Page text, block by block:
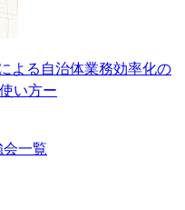
よる自治体業務効率化の
い方ー
一覧